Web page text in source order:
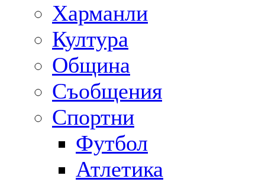
Харманли
Култура
Община
Съобщения
Спортни
Футбол
Атлетика